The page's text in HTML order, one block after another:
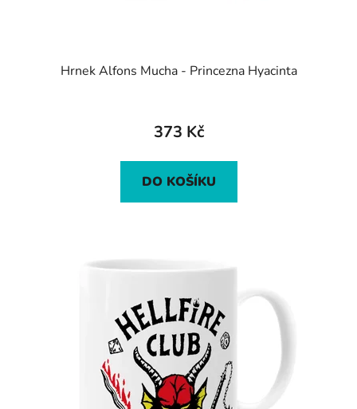
Hrnek Alfons Mucha - Princezna Hyacinta
373 Kč
DO KOŠÍKU